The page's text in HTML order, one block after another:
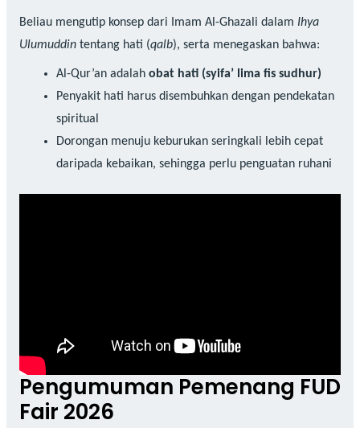
Beliau mengutip konsep dari Imam Al-Ghazali dalam Ihya
Ulumuddintentang hati (qalb), serta menegaskan bahwa:
Al-Qur’an adalahobat hati (syifa’ lima fis sudhur)
Penyakit hati harus disembuhkan dengan pendekatan
spiritual
Dorongan menuju keburukan seringkali lebih cepat
daripada kebaikan, sehingga perlu penguatan ruhani
Pengumuman Pemenang FUD
Fair 2026